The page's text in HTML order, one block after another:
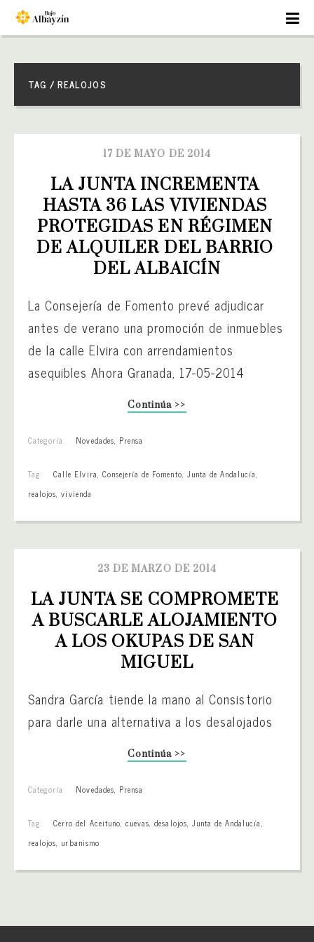
TAG / REALOJOS
17 DE MAYO DE 2014
LA JUNTA INCREMENTA
HASTA 36 LAS VIVIENDAS
PROTEGIDAS EN RÉGIMEN
DE ALQUILER DEL BARRIO
DEL ALBAICÍN
La Consejería de Fomento prevé adjudicar
antes de verano una promoción de inmuebles
de la calle Elvira con arrendamientos
asequibles Ahora Granada, 17-05-2014
Continúa >>
Categoría: Novedades, Prensa
Tag: Calle Elvira, Consejería de Fomento, Junta de Andalucía,
realojos,vivienda
23 DE MARZO DE 2014
LA JUNTA SE COMPROMETE
A BUSCARLE ALOJAMIENTO
A LOS OKUPAS DE SAN
MIGUEL
Sandra García tiende la mano al Consistorio
para darle una alternativa a los desalojados
Continúa >>
Categoría: Novedades, Prensa
Tag: Cerro del Aceituno, cuevas,desalojos, Junta de Andalucía,
realojos, urbanismo